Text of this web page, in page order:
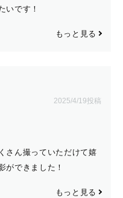
いです！
もっと見る
2025/4/19投稿
さん撮っていただけて嬉
ができました！
もっと見る